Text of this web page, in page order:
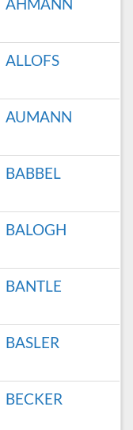
AHMANN
ALLOFS
AUMANN
BABBEL
BALOGH
BANTLE
BASLER
BECKER